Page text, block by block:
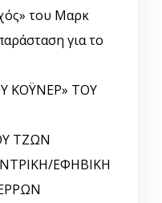
του Μαρκ
για το
ΚΟΫΝΕΡ» ΤΟΥ
ΤΖΩΝ
ΕΦΗΒΙΚΗ